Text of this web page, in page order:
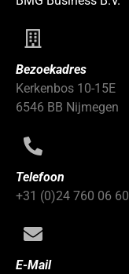
Bezoekadres
Kerkenbos 10-15E
6546 BB Nijmegen
Telefoon
+31 (0)24 760 06 60
E-Mail